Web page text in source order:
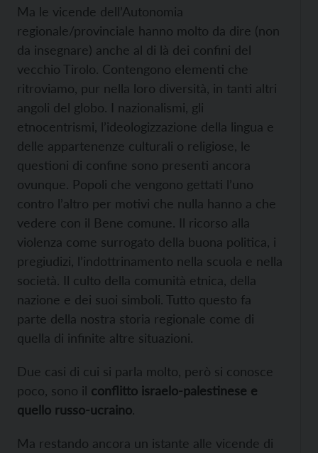
Ma le vicende dell’Autonomia
regionale/provinciale hanno molto da dire (non
da insegnare) anche al di là dei confini del
vecchio Tirolo. Contengono elementi che
ritroviamo, pur nella loro diversità, in tanti altri
angoli del globo. I nazionalismi, gli
etnocentrismi, l’ideologizzazione della lingua e
delle appartenenze culturali o religiose, le
questioni di confine sono presenti ancora
ovunque. Popoli che vengono gettati l’uno
contro l’altro per motivi che nulla hanno a che
vedere con il Bene comune. Il ricorso alla
violenza come surrogato della buona politica, i
pregiudizi, l’indottrinamento nella scuola e nella
società. Il culto della comunità etnica, della
nazione e dei suoi simboli. Tutto questo fa
parte della nostra storia regionale come di
quella di infinite altre situazioni.
Due casi di cui si parla molto, però si conosce
poco, sono il conflitto israelo-palestinese e
quello russo-ucraino.
Ma restando ancora un istante alle vicende di